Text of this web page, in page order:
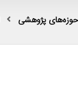
حوزه‌های پژوهشی